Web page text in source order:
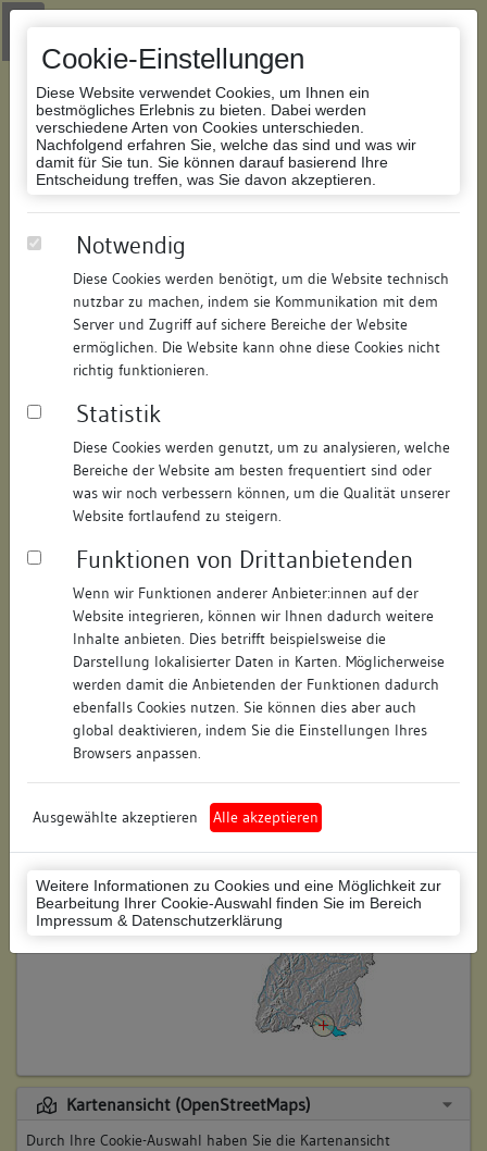
Cookie-Einstellungen
Diese Website verwendet Cookies, um Ihnen ein
bestmögliches Erlebnis zu bieten. Dabei werden
verschiedene Arten von Cookies unterschieden.
Nachfolgend erfahren Sie, welche das sind und was wir
damit für Sie tun. Sie können darauf basierend Ihre
Entscheidung treffen, was Sie davon akzeptieren.
Notwendig
Diese Cookies werden benötigt, um die Website technisch
nutzbar zu machen, indem sie Kommunikation mit dem
Server und Zugriff auf sichere Bereiche der Website
ermöglichen. Die Website kann ohne diese Cookies nicht
richtig funktionieren.
Statistik
Diese Cookies werden genutzt, um zu analysieren, welche
Bereiche der Website am besten frequentiert sind oder
was wir noch verbessern können, um die Qualität unserer
Website fortlaufend zu steigern.
Funktionen von Drittanbietenden
Wenn wir Funktionen anderer Anbieter:innen auf der
Website integrieren, können wir Ihnen dadurch weitere
Inhalte anbieten. Dies betrifft beispielsweise die
Darstellung lokalisierter Daten in Karten. Möglicherweise
werden damit die Anbietenden der Funktionen dadurch
ebenfalls Cookies nutzen. Sie können dies aber auch
global deaktivieren, indem Sie die Einstellungen Ihres
Browsers anpassen.
Ausgewählte akzeptieren Alle akzeptieren
Weitere Informationen zu Cookies und eine Möglichkeit zur
Bearbeitung Ihrer Cookie-Auswahl finden Sie im Bereich
Impressum & Datenschutzerklärung
Zur Navigation springen
Zum Inhalt der Website springen
Datenbank Bauforschung/Restaurierung
209628835512/Datum:30.06.2024
Datenbestand:
Bauforschung
Als PDF herunterladen:
Objektdaten
Straße: Bodanstraße
Hausnummer: 19
Postleitzahl: 78462
Stadt-Teilort: Konstanz
Regierungsbezirk: Freiburg
Konstanz (Landkreis)
Wohnplatzschlüssel: 8335043012
Flurstücknummer: keine
Historischer Straßenname: keiner
Lage des Wohnplatzes:
Kartenansicht (OpenStreetMaps)
Durch Ihre Cookie-Auswahl haben Sie die Kartenansicht